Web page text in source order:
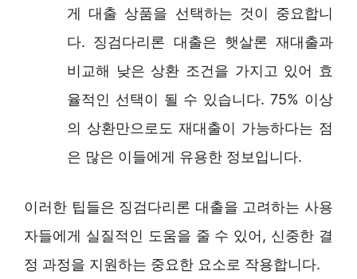
게 대출 상품을 선택하는 것이 중요합니
다. 징검다리론 대출은 햇살론 재대출과
비교해 낮은 상환 조건을 가지고 있어 효
율적인 선택이 될 수 있습니다. 75% 이상
의 상환만으로도 재대출이 가능하다는 점
은 많은 이들에게 유용한 정보입니다.
이러한 팁들은 징검다리론 대출을 고려하는 사용
자들에게 실질적인 도움을 줄 수 있어, 신중한 결
정 과정을 지원하는 중요한 요소로 작용합니다.